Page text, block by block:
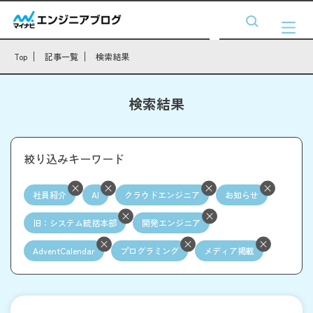
Top 記事一覧 検索結果
検索結果
絞り込みキーワード
社員紹介 AI クラウドエンジニア お知らせ
旧：システム統括本部 開発エンジニア
AdventCalendar プログラミング メディア掲載